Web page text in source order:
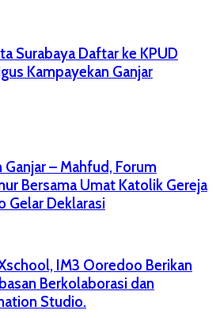
Surabaya Daftar ke KPUD
Kampayekan Ganjar
– Mahfud, Forum
Bersama Umat Katolik Gereja
Gelar Deklarasi
IM3 Ooredoo Berikan
Berkolaborasi dan
Studio.